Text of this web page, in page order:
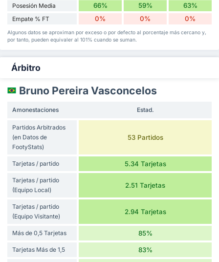
Posesión Media 66% 59% 63%
Empate % FT 0% 0% 0%
Algunos datos se aproximan por exceso o por defecto al porcentaje más cercano y,
por tanto, pueden equivaler al 101% cuando se suman.
Árbitro
Bruno Pereira Vasconcelos
Amonestaciones Estad.
Partidos Arbitrados
(en Datos de
FootyStats)
53 Partidos
Tarjetas / partido 5.34 Tarjetas
Tarjetas / partido
(Equipo Local)
2.51 Tarjetas
Tarjetas / partido
(Equipo Visitante)
2.94 Tarjetas
Más de 0,5 Tarjetas 85%
Tarjetas Más de 1,5 83%